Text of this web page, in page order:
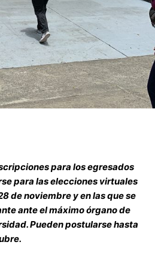
para los egresados
para las elecciones virtuales
de noviembre y en las que se
ante el máximo órgano de
Pueden postularse hasta